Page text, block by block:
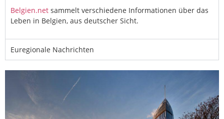
Belgien.net sammelt verschiedene Informationen über das
Leben in Belgien, aus deutscher Sicht.
Euregionale Nachrichten